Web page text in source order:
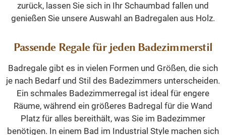
zurück, lassen Sie sich in Ihr Schaumbad fallen und
genießen Sie unsere Auswahl an Badregalen aus Holz.
Passende Regale für jeden Badezimmerstil
Badregale gibt es in vielen Formen und Größen, die sich
je nach Bedarf und Stil des Badezimmers unterscheiden.
Ein schmales Badezimmerregal ist ideal für engere
Räume, während ein größeres Badregal für die Wand
Platz für alles bereithält, was Sie im Badezimmer
benötigen. In einem Bad im Industrial Style machen sich